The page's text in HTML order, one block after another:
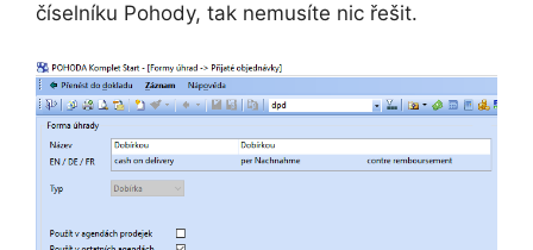
číselníku Pohody, tak nemusíte nic řešit.